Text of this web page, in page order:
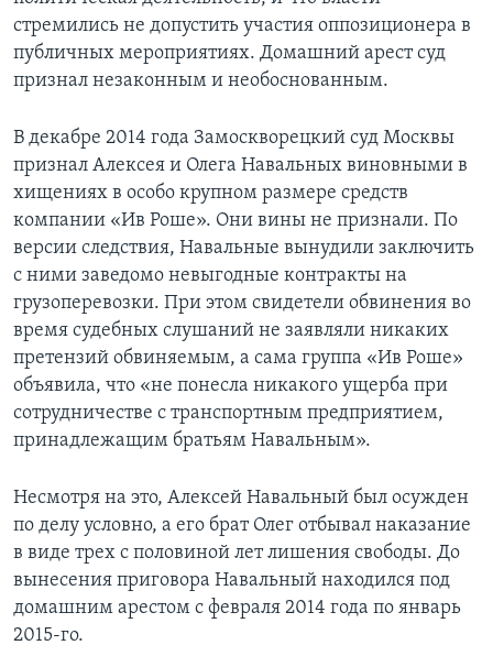
стремились не допустить участия оппозиционера в
публичных мероприятиях. Домашний арест суд
признал незаконным и необоснованным.
В декабре 2014 года Замоскворецкий суд Москвы
признал Алексея и Олега Навальных виновными в
хищениях в особо крупном размере средств
компании «Ив Роше». Они вины не признали. По
версии следствия, Навальные вынудили заключить
с ними заведомо невыгодные контракты на
грузоперевозки. При этом свидетели обвинения во
время судебных слушаний не заявляли никаких
претензий обвиняемым, а сама группа «Ив Роше»
объявила, что «не понесла никакого ущерба при
сотрудничестве с транспортным предприятием,
принадлежащим братьям Навальным».
Несмотря на это, Алексей Навальный был осужден
по делу условно, а его брат Олег отбывал наказание
в виде трех с половиной лет лишения свободы. До
вынесения приговора Навальный находился под
домашним арестом с февраля 2014 года по январь
2015-го.